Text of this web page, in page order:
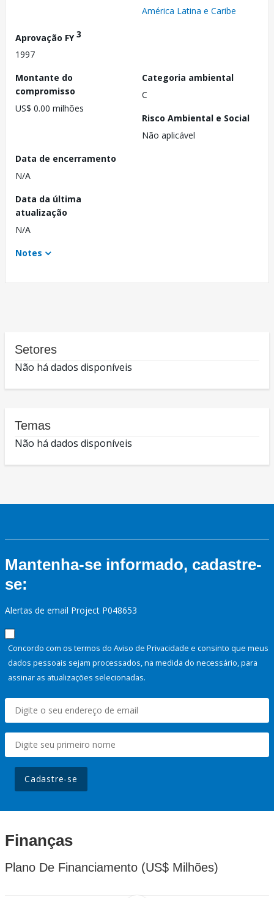
América Latina e Caribe
Aprovação FY3
1997
Montante do
compromisso
US$ 0.00 milhões
Categoria ambiental
C
Risco Ambiental e Social
Não aplicável
Data de encerramento
N/A
Data da última
atualização
N/A
Notes
Setores
Não há dados disponíveis
Temas
Não há dados disponíveis
Mantenha-se informado, cadastre-
se:
Alertas de email Project P048653
Concordo com os termos do Aviso de Privacidade e consinto que meus
dados pessoais sejam processados, na medida do necessário, para
assinar as atualizações selecionadas.
Cadastre-se
Finanças
Plano De Financiamento (US$ Milhões)